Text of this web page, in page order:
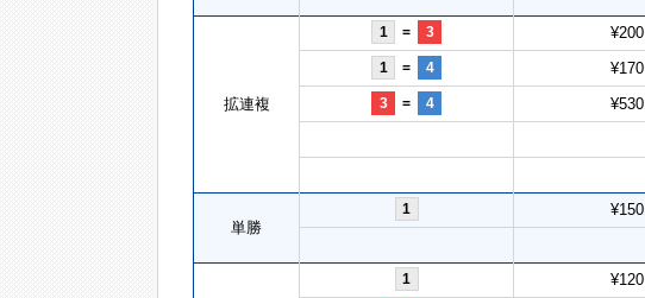
拡連複
1 = 3 ¥200
1 = 4 ¥170
3 = 4 ¥530
単勝
1 ¥150
1 ¥120